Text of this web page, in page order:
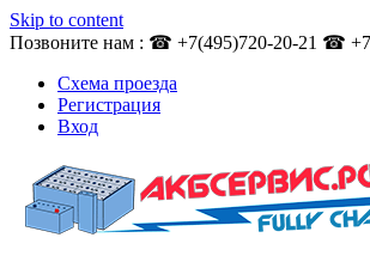
Skip to content
Позвоните нам : ☎ +7(495)720-20-21 ☎
Схема проезда
Регистрация
Вход